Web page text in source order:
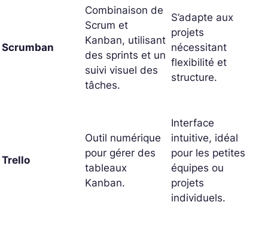
Scrumban
Combinaison de
Scrum et
Kanban, utilisant
des sprints et un
suivi visuel des
tâches.
S’adapte aux
projets
nécessitant
flexibilité et
structure.
Trello
Outil numérique
pour gérer des
tableaux
Kanban.
Interface
intuitive, idéal
pour les petites
équipes ou
projets
individuels.